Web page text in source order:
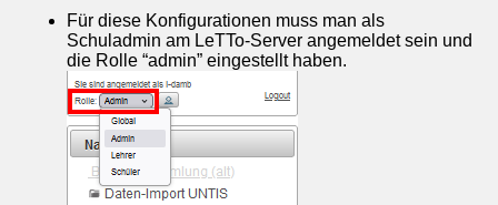
Für diese Konfigurationen muss man als
Schuladmin am LeTTo-Server angemeldet sein und
die Rolle “admin” eingestellt haben.